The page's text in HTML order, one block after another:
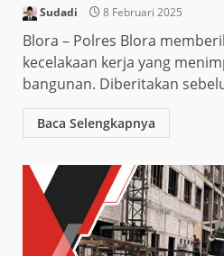
Sudadi 8 Februari 2025
Blora – Polres Blora
kecelakaan kerja yang
bangunan. Diberitakan
Baca Selengkapnya